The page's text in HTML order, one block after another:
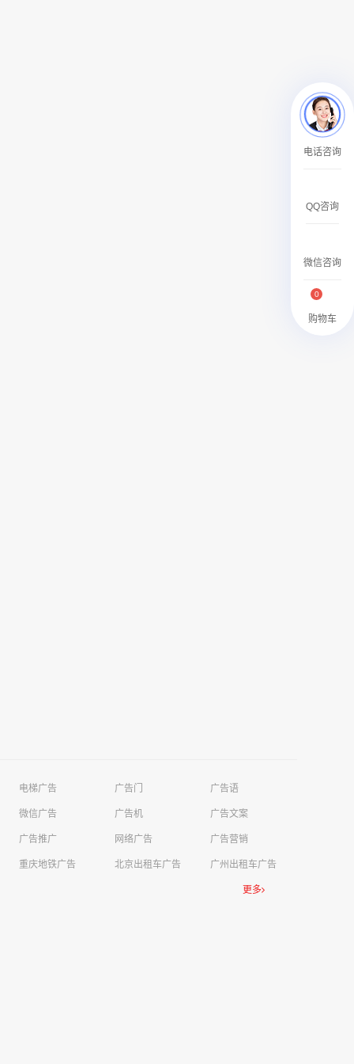
电话咨询
QQ咨询
微信咨询
购物车
0
电梯广告 广告门 广告语
微信广告 广告机 广告文案
广告推广 网络广告 广告营销
重庆地铁广告 北京出租车广告 广州出租车广告
更多